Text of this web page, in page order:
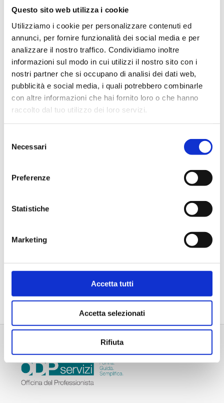
Questo sito web utilizza i cookie
Utilizziamo i cookie per personalizzare contenuti ed
annunci, per fornire funzionalità dei social media e per
analizzare il nostro traffico. Condividiamo inoltre
informazioni sul modo in cui utilizzi il nostro sito con i
nostri partner che si occupano di analisi dei dati web,
pubblicità e social media, i quali potrebbero combinarle
con altre informazioni che hai fornito loro o che hanno
raccolto dal tuo utilizzo dei loro servizi.
delNecessari
Preferenze
Statistiche
Marketing
Accetta tutti
Accetta selezionati
Rifiuta
Bollini per certificati
CCIAA (foglio 40 bollini)
4,03€